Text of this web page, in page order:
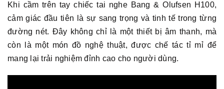
Khi cầm trên tay chiếc tai nghe Bang & Olufsen H100,
cảm giác đầu tiên là sự sang trọng và tinh tế trong từng
đường nét. Đây không chỉ là một thiết bị âm thanh, mà
còn là một món đồ nghệ thuật, được chế tác tỉ mỉ để
mang lại trải nghiệm đỉnh cao cho người dùng.